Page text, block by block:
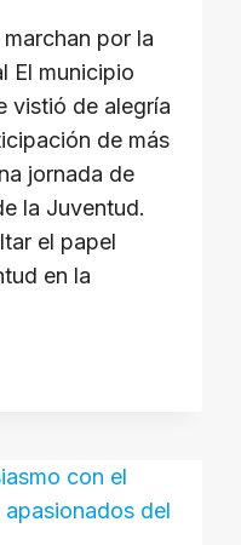
por la
El municipio
vistió de alegría
de más
jornada de
la Juventud.
el papel
en la